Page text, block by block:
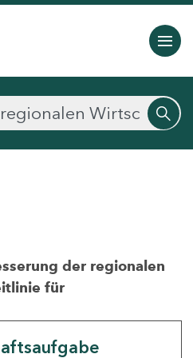
der regionalen
für